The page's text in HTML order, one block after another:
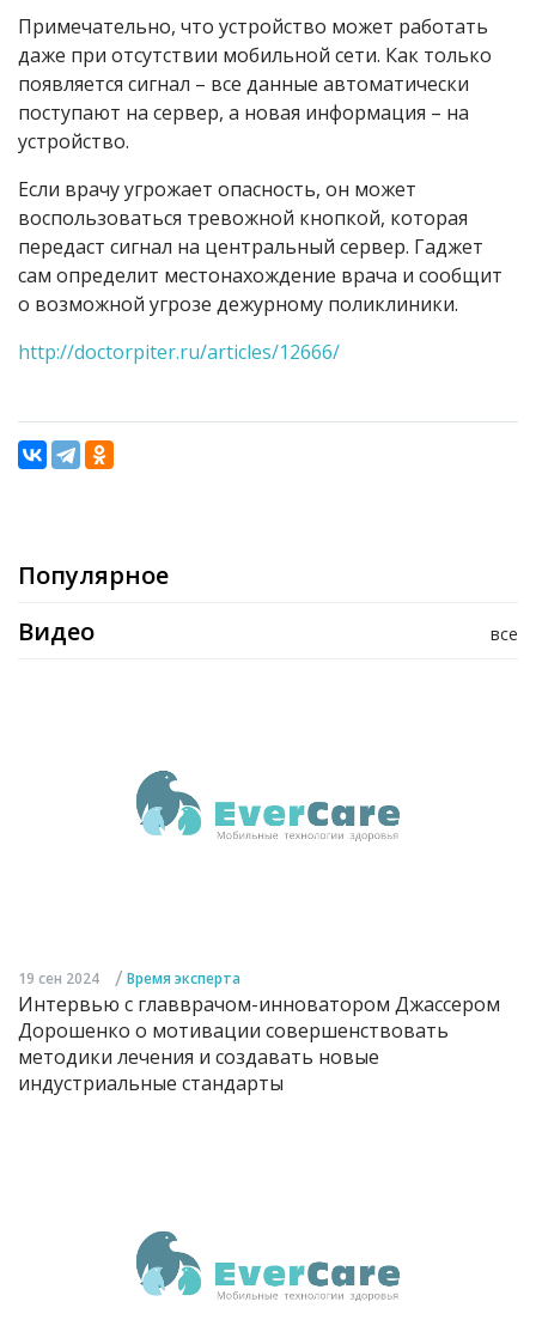
Примечательно, что устройство может работать
даже при отсутствии мобильной сети. Как только
появляется сигнал – все данные автоматически
поступают на сервер, а новая информация – на
устройство.
Если врачу угрожает опасность, он может
воспользоваться тревожной кнопкой, которая
передаст сигнал на центральный сервер. Гаджет
сам определит местонахождение врача и сообщит
о возможной угрозе дежурному поликлиники.
http://doctorpiter.ru/articles/12666/
Популярное
все
Видео
19 сен 2024 / Время эксперта
Интервью с главврачом-инноватором Джассером
Дорошенко о мотивации совершенствовать
методики лечения и создавать новые
индустриальные стандарты